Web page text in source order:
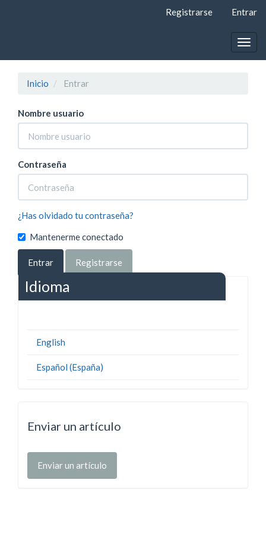
Registrarse Entrar
Inicio Entrar
Nombre usuario
Contraseña
¿Has olvidado tu contraseña?
Mantenerme conectado
Entrar Registrarse
Idioma
English
Español (España)
Enviar un artículo
Enviar un artículo